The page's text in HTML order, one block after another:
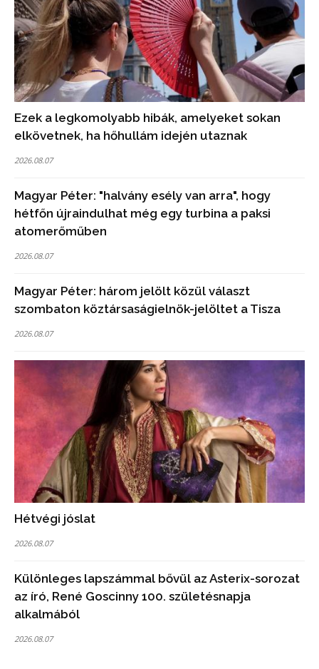
Ezek a legkomolyabb hibák, amelyeket sokan
elkövetnek, ha hőhullám idején utaznak
2026.08.07
Magyar Péter: "halvány esély van arra", hogy
hétfőn újraindulhat még egy turbina a paksi
atomerőműben
2026.08.07
Magyar Péter: három jelölt közül választ
szombaton köztársaságielnök-jelöltet a Tisza
2026.08.07
Hétvégi jóslat
2026.08.07
Különleges lapszámmal bővül az Asterix-sorozat
az író, René Goscinny 100. születésnapja
alkalmából
2026.08.07